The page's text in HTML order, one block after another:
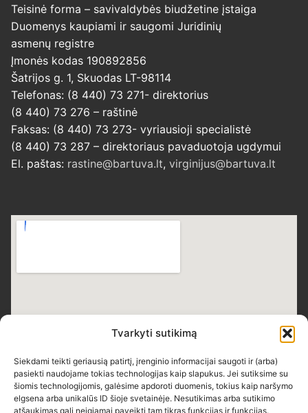
Tvarkyti sutikimą
Siekdami teikti geriausią patirtį, įrenginio informacijai saugoti ir (arba)
pasiekti naudojame tokias technologijas kaip slapukus. Jei sutiksime su
šiomis technologijomis, galėsime apdoroti duomenis, tokius kaip naršymo
elgsena arba unikalūs ID šioje svetainėje. Nesutikimas arba sutikimo
atšaukimas gali neigiamai paveikti tam tikras funkcijas ir funkcijas.
Teisinė forma – savivaldybės biudžetine įstaiga
Duomenys kaupiami ir saugomi Juridinių
asmenų registre
Įmonės kodas 190892856
Šatrijos g. 1, Skuodas LT-98114
Telefonas: (8 440) 73 271- direktorius
(8 440) 73 276 – raštinė
Faksas: (8 440) 73 273- vyriausioji specialistė
(8 440) 73 287 – direktoriaus pavaduotoja ugdymui
El. paštas: rastine@bartuva.lt, virginijus@bartuva.lt